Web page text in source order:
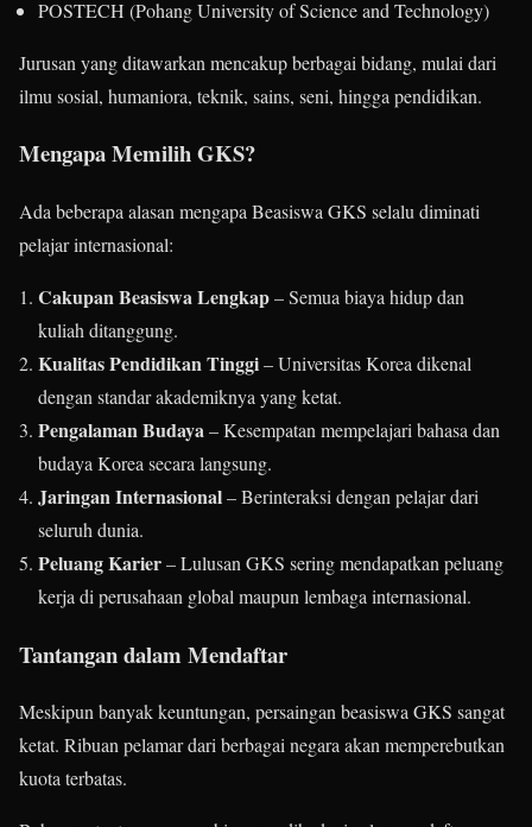
POSTECH (Pohang University of Science and Technology)
Jurusan yang ditawarkan mencakup berbagai bidang, mulai dari
ilmu sosial, humaniora, teknik, sains, seni, hingga pendidikan.
Mengapa Memilih GKS?
Ada beberapa alasan mengapa Beasiswa GKS selalu diminati
pelajar internasional:
Cakupan Beasiswa Lengkap– Semua biaya hidup dan
kuliah ditanggung.
Kualitas Pendidikan Tinggi– Universitas Korea dikenal
dengan standar akademiknya yang ketat.
Pengalaman Budaya– Kesempatan mempelajari bahasa dan
budaya Korea secara langsung.
Jaringan Internasional– Berinteraksi dengan pelajar dari
seluruh dunia.
Peluang Karier– Lulusan GKS sering mendapatkan peluang
kerja di perusahaan global maupun lembaga internasional.
Tantangan dalam Mendaftar
Meskipun banyak keuntungan, persaingan beasiswa GKS sangat
ketat. Ribuan pelamar dari berbagai negara akan memperebutkan
kuota terbatas.